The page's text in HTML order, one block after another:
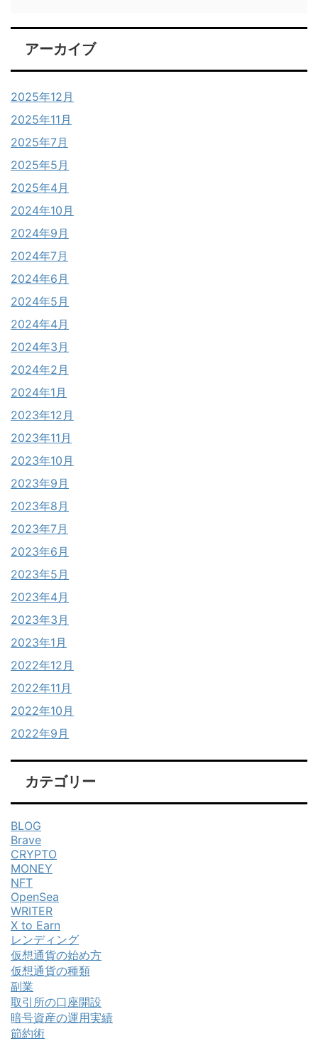
アーカイブ
2025年12月
2025年11月
2025年7月
2025年5月
2025年4月
2024年10月
2024年9月
2024年7月
2024年6月
2024年5月
2024年4月
2024年3月
2024年2月
2024年1月
2023年12月
2023年11月
2023年10月
2023年9月
2023年8月
2023年7月
2023年6月
2023年5月
2023年4月
2023年3月
2023年1月
2022年12月
2022年11月
2022年10月
2022年9月
カテゴリー
BLOG
Brave
CRYPTO
MONEY
NFT
OpenSea
WRITER
X to Earn
レンディング
仮想通貨の始め方
仮想通貨の種類
副業
取引所の口座開設
暗号資産の運用実績
節約術